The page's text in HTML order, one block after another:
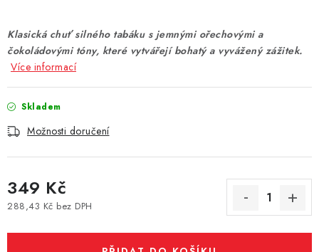
NIKOTINOVÝ FILM
PŘÍSLUŠENSTVÍ
Vše o nákupu Jak reklamovat či vrátit zboží
Recenze
Kontakty
Prodejny
Klasická chuť silného tabáku s jemnými ořechovými a
čokoládovými tóny, které vytvářejí bohatý a vyvážený zážitek.
Více informací
Skladem
Možnosti doručení
349 Kč
288,43 Kč bez DPH